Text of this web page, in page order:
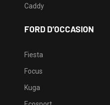
Caddy
FORD D’OCCASION
Fiesta
Focus
Kuga